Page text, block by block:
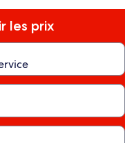
les prix